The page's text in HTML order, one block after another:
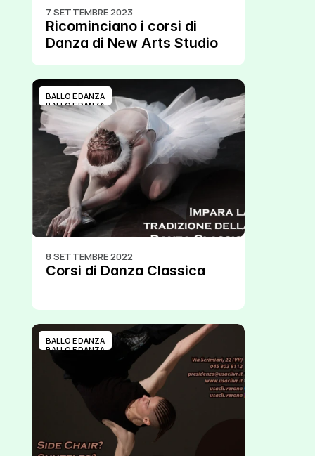
7 SETTEMBRE 2023
Ricominciano i corsi di
Danza di New Arts Studio
BALLO E DANZA
BALLO E DANZA
8 SETTEMBRE 2022
Corsi di Danza Classica
BALLO E DANZA
BALLO E DANZA